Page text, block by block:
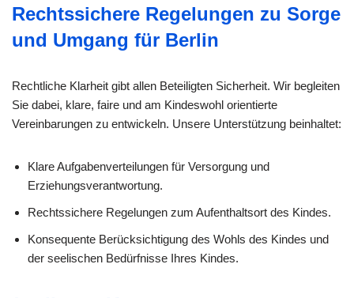
Rechtssichere Regelungen zu Sorge
und Umgang für Berlin
Rechtliche Klarheit gibt allen Beteiligten Sicherheit. Wir begleiten
Sie dabei, klare, faire und am Kindeswohl orientierte
Vereinbarungen zu entwickeln. Unsere Unterstützung beinhaltet:
Klare Aufgabenverteilungen für Versorgung und
Erziehungsverantwortung.
Rechtssichere Regelungen zum Aufenthaltsort des Kindes.
Konsequente Berücksichtigung des Wohls des Kindes und
der seelischen Bedürfnisse Ihres Kindes.